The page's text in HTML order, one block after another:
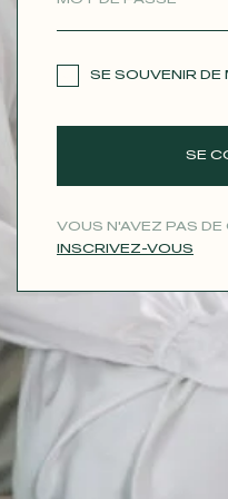
SE SOUVENIR DE
SE
VOUS N'AVEZ PAS
INSCRIVEZ-VOUS